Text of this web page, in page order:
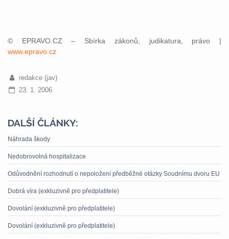
© EPRAVO.CZ – Sbírka zákonů, judikatura, právo |
www.epravo.cz
redakce (jav)
23. 1. 2006
DALŠÍ ČLÁNKY:
Náhrada škody
Nedobrovolná hospitalizace
Odůvodnění rozhodnutí o nepoložení předběžné otázky Soudnímu dvoru EU
Dobrá víra (exkluzivně pro předplatitele)
Dovolání (exkluzivně pro předplatitele)
Dovolání (exkluzivně pro předplatitele)